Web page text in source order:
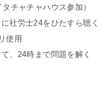
チャチャハウス参加）
社労士24をひたすら聴く
使用
、24時まで問題を解く